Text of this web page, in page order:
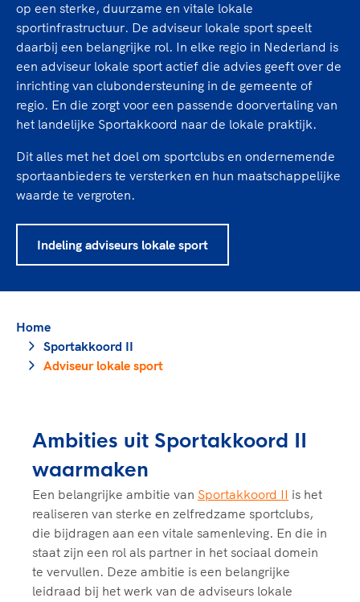
Sportonderzoek
Sportakkoord II
Game Changer
TeamNL kids
Olympische geschiedenis
Columns
Sport gaat niet vanzelf
Sport verenigt. Op sportclubs, pleintjes, tijdens
Groot en het Nederlands Elftal. Of met trots te
genieten van de karatewedstrijd van je dochter,
de halve marathon van je moeder of de
hockeywedstrijd van je buurjongen.
Lees verder
Veilige en integere sport
Diversiteit en inclusie
Gezonde sportomgeving
Duurzaamheid
Bekwaam sportkader
Vitale clubs en bestuurlijk kader
Sportmatch
Opleidingen en trainingen
Ruimte voor sport
Clubondersteuning
Samen voor een veilige
sportomgeving
Voor welk gedrag staat de club? Wat mag wel
langs de lijn, in de kleedkamer, kantine en online?
En wat mag vooral niet? Een gedragscode geeft
hier richting aan en is dus een belangrijk
onderdeel van het clubbeleid rondom gewenst en
ongewenst gedrag.
TeamNL Academie Kalender
Kennisaanbod TeamNL Experts
TeamNL Sport Science Centre
Paralympische Spelen LA28
Europese Spelen Istanbul 2027
Topsportbeleid
Topsportfinanciering
Maatschappelijke waarde topsport
De TeamNL Academie
ontwikkelprogramma voor de volgende functies
binnen TeamNL programma's: experts, coaches,
bestuurders, (technisch) directeuren, managers en
toekomstig kader.
Lees verder
op een sterke, duurzame en vitale lokale
sportinfrastructuur. De adviseur lokale sport speelt
daarbij een belangrijke rol. In elke regio in Nederland is
een adviseur lokale sport actief die advies geeft over de
inrichting van clubondersteuning in de gemeente of
regio. En die zorgt voor een passende doorvertaling van
het landelijke Sportakkoord naar de lokale praktijk.
Dit alles met het doel om sportclubs en ondernemende
sportaanbieders te versterken en hun maatschappelijke
waarde te vergroten.
Indeling adviseurs lokale sport
Home
Sportakkoord II
Adviseur lokale sport
Ambities uit Sportakkoord II
waarmaken
Een belangrijke ambitie van Sportakkoord II is het
realiseren van sterke en zelfredzame sportclubs,
die bijdragen aan een vitale samenleving. En die in
staat zijn een rol als partner in het sociaal domein
te vervullen. Deze ambitie is een belangrijke
leidraad bij het werk van de adviseurs lokale